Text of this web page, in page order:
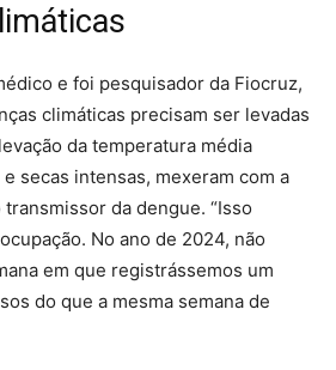
e foi pesquisador da Fiocruz,
climáticas precisam ser levadas
da temperatura média
secas intensas, mexeram com a
da dengue. “Isso
No ano de 2024, não
em que registrássemos um
do que a mesma semana de